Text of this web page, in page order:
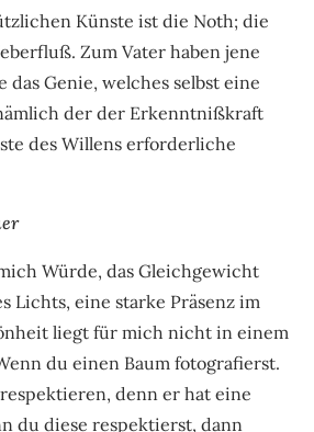
Künste ist die Noth; die
Zum Vater haben jene
das Genie, welches selbst eine
der der Erkenntnißkraft
des Willens erforderliche
Würde, das Gleichgewicht
Lichts, eine starke Präsenz im
liegt für mich nicht in einem
du einen Baum fotografierst.
denn er hat eine
du diese respektierst, dann